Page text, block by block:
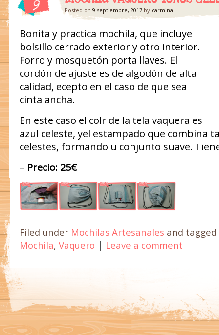
9 Posted on 9 septiembre, 2017 by carmina
Bonita y practica mochila, que incluye
bolsillo cerrado exterior y otro interior.
Forro y mosquetón porta llaves. El
cordón de ajuste es de algodón de alta
calidad, ecepto en el caso de que sea
cinta ancha.
En este caso el colr de la tela vaquera es
azul celeste, yel estampado que combina
celestes, formando u conjunto suave.
– Precio: 25€
Filed under Mochilas Artesanales and tagged
Mochila, Vaquero | Leave a comment